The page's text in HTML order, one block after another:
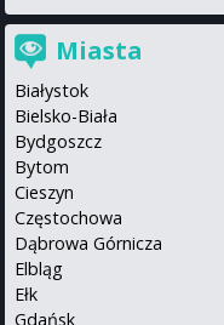
Miasta
Białystok
Bielsko-Biała
Bydgoszcz
Bytom
Cieszyn
Częstochowa
Dąbrowa Górnicza
Elbląg
Ełk
Gdańsk